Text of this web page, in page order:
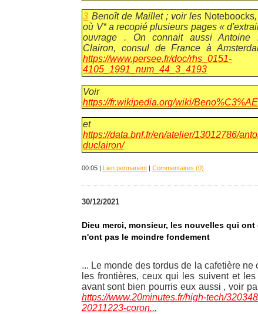
3 Benoît de Maillet ; voir les Noteboocks
où V* a recopié plusieurs pages «
ouvrage . On connait aussi Antoine
Clairon, consul de France à
https://www.persee.fr/doc/rhs_0151-
4105_1991_num_44_3_4193
Voir
https://fr.wikipedia.org/wiki/
et
https://data.bnf.fr/en/atelier/13012786/
duclairon/
00:05 | Lien permanent| Commentaires (0)
30/12/2021
Dieu merci, monsieur, les nouvelles qui ont
n'ont pas le moindre fondement
... Le monde des tordus de la cafetière ne
les frontières, ceux qui les suivent et les
avant sont bien pourris eux aussi , voir
https://www.20minutes.fr/high-tech/
20211223-coron...